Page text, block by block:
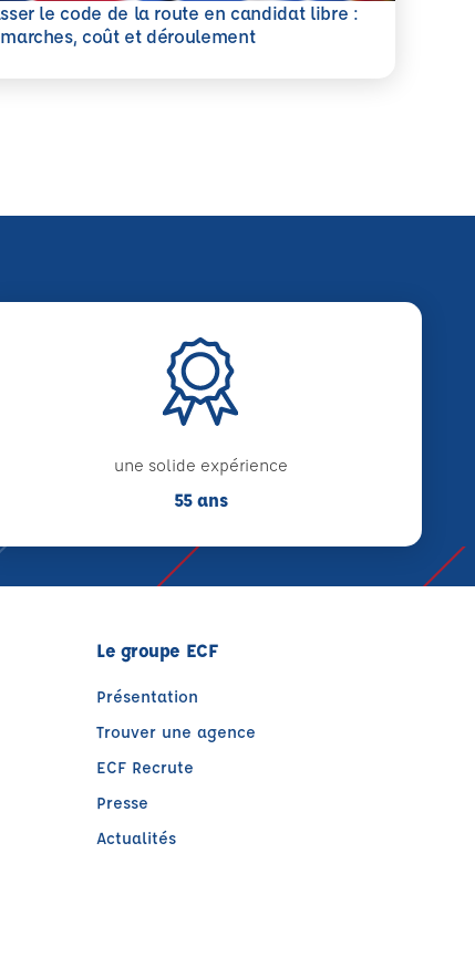
le code de la route en candidat libre :
coût et déroulement
plus
une solide expérience
55 ans
Le groupe ECF
Présentation
Trouver une agence
ECF Recrute
Presse
Actualités